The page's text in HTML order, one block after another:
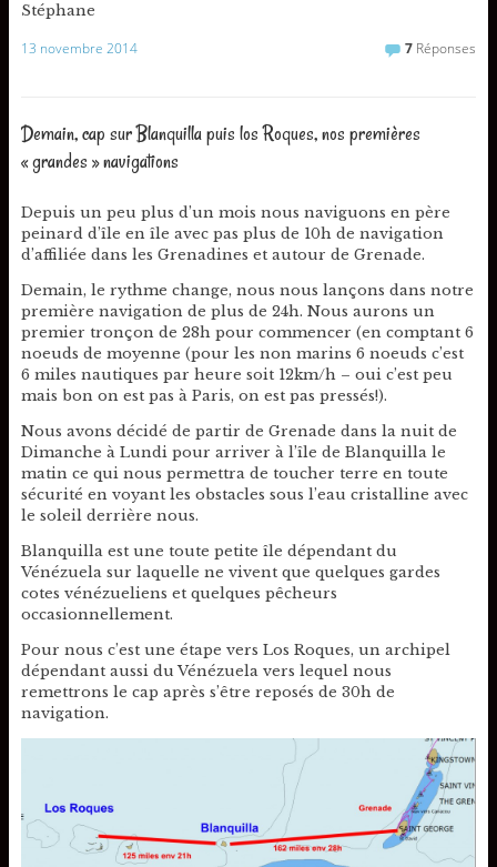
Stéphane
13 novembre 2014
7 Réponses
Demain, cap sur Blanquilla puis los Roques, nos premières
« grandes » navigations
Depuis un peu plus d’un mois nous naviguons en père
peinard d’île en île avec pas plus de 10h de navigation
d’affiliée dans les Grenadines et autour de Grenade.
Demain, le rythme change, nous nous lançons dans notre
première navigation de plus de 24h. Nous aurons un
premier tronçon de 28h pour commencer (en comptant 6
noeuds de moyenne (pour les non marins 6 noeuds c’est
6 miles nautiques par heure soit 12km/h – oui c’est peu
mais bon on est pas à Paris, on est pas pressés!).
Nous avons décidé de partir de Grenade dans la nuit de
Dimanche à Lundi pour arriver à l’île de Blanquilla le
matin ce qui nous permettra de toucher terre en toute
sécurité en voyant les obstacles sous l’eau cristalline avec
le soleil derrière nous.
Blanquilla est une toute petite île dépendant du
Vénézuela sur laquelle ne vivent que quelques gardes
cotes vénézueliens et quelques pêcheurs
occasionnellement.
Pour nous c’est une étape vers Los Roques, un archipel
dépendant aussi du Vénézuela vers lequel nous
remettrons le cap après s’être reposés de 30h de
navigation.